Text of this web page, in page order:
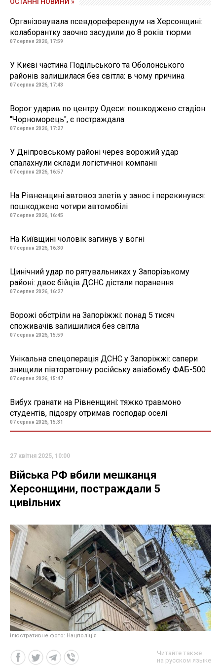
Організовувала псевдореферендум на Херсонщині:
колаборантку заочно засудили до 8 років тюрми
07 серпня 2026, 17:59
У Києві частина Подільського та Оболонського
районів залишилася без світла: в чому причина
07 серпня 2026, 17:43
Ворог ударив по центру Одеси: пошкоджено стадіон
"Чорноморець", є постраждала
07 серпня 2026, 17:27
У Дніпровському районі через ворожий удар
спалахнули склади логістичної компанії
07 серпня 2026, 16:57
На Рівненщині автовоз злетів у занос і перекинувся:
пошкоджено чотири автомобілі
07 серпня 2026, 16:45
На Київщині чоловік загинув у вогні
07 серпня 2026, 16:30
Цинічний удар по рятувальниках у Запорізькому
районі: двоє бійців ДСНС дістали поранення
07 серпня 2026, 16:27
Ворожі обстріли на Запоріжжі: понад 5 тисяч
споживачів залишилися без світла
07 серпня 2026, 15:59
Унікальна спецоперація ДСНС у Запоріжжі: сапери
знищили півторатонну російську авіабомбу ФАБ-500
07 серпня 2026, 15:47
Вибух гранати на Рівненщині: тяжко травмоно
студентів, підозру отримав господар оселі
07 серпня 2026, 15:31
27 квітня 2025, 10:00
Війська РФ вбили мешканця
Херсонщини, постраждали 5
цивільних
ілюстративне фото: Нацполіція
Читайте также
на русском языке